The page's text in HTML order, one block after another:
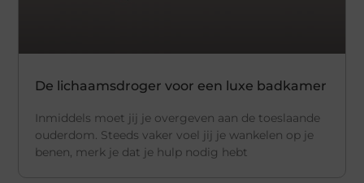
De lichaamsdroger voor een luxe badkamer
Inmiddels moet jij je overgeven aan de toeslaande
ouderdom. Steeds vaker voel jij je wankelen op je
benen, merk je dat je hulp nodig hebt